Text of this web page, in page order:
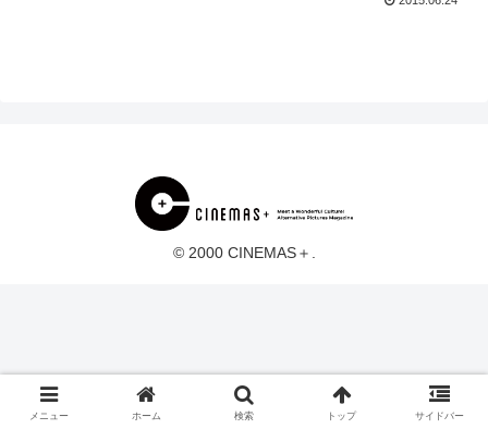
© 2000 CINEMAS＋.
メニュー ホーム 検索 トップ サイドバー